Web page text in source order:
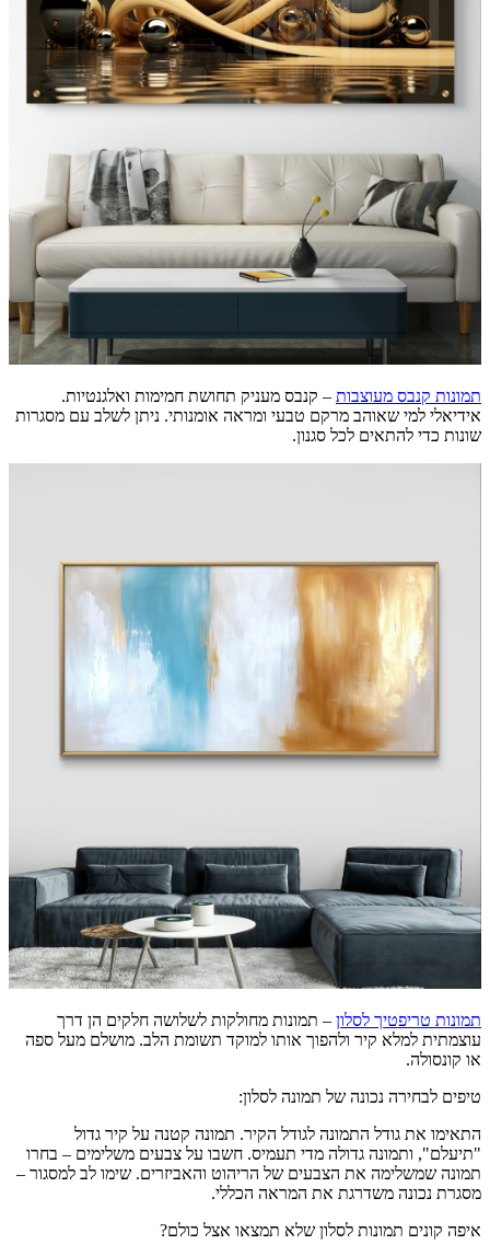
תמונות קנבס מעוצבות – קנבס מעניק תחושת חמימות ואלגנטיות.
אידיאלי למי שאוהב מרקם טבעי ומראה אומנותי. ניתן לשלב עם מסגרות
שונות כדי להתאים לכל סגנון.
תמונות טריפטיך לסלון – תמונות מחולקות לשלושה חלקים הן דרך
עוצמתית למלא קיר ולהפוך אותו למוקד תשומת הלב. מושלם מעל ספה
או קונסולה.
טיפים לבחירה נכונה של תמונה לסלון:
התאימו את גודל התמונה לגודל הקיר. תמונה קטנה על קיר גדול
"תיעלם", ותמונה גדולה מדי תעמיס. חשבו על צבעים משלימים – בחרו
תמונה שמשלימה את הצבעים של הריהוט והאביזרים. שימו לב למסגור –
מסגרת נכונה משדרגת את המראה הכללי.
איפה קונים תמונות לסלון שלא תמצאו אצל כולם?